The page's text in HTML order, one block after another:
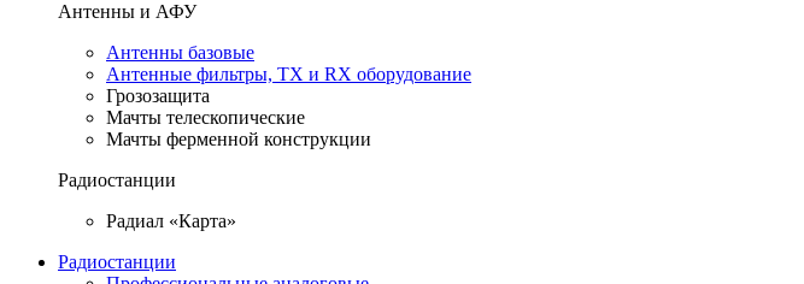
Антенны и АФУ
Антенны базовые
Антенные фильтры, TX и RX оборудование
Грозозащита
Мачты телескопические
Мачты ферменной конструкции
Радиостанции
Радиал «Карта»
Радиостанции